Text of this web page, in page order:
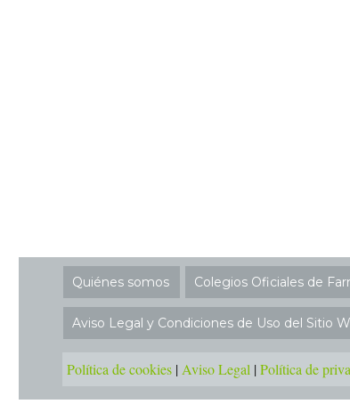
Quiénes somos Colegios Oficiales de
Aviso Legal y Condiciones de Uso del Sitio
Política de cookies |Aviso Legal |Política de